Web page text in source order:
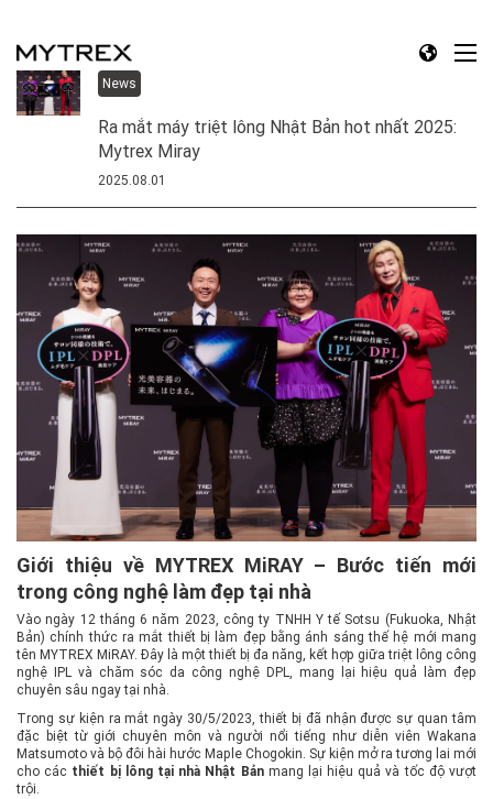
News
Ra mắt máy triệt lông Nhật Bản hot nhất 2025:
Mytrex Miray
2025.08.01
Giới thiệu về MYTREX MiRAY – Bước tiến mới
trong công nghệ làm đẹp tại nhà
Vào ngày 12 tháng 6 năm 2023, công ty TNHH Y tế Sotsu (Fukuoka, Nhật
Bản) chính thức ra mắt thiết bị làm đẹp bằng ánh sáng thế hệ mới mang
tên MYTREX MiRAY. Đây là một thiết bị đa năng, kết hợp giữa triệt lông công
nghệ IPL và chăm sóc da công nghệ DPL, mang lại hiệu quả làm đẹp
chuyên sâu ngay tại nhà.
Trong sự kiện ra mắt ngày 30/5/2023, thiết bị đã nhận được sự quan tâm
đặc biệt từ giới chuyên môn và người nổi tiếng như diễn viên Wakana
Matsumoto và bộ đôi hài hước Maple Chogokin. Sự kiện mở ra tương lai mới
cho các thiết bị lông tại nhà Nhật Bảnmang lại hiệu quả và tốc độ vượt
trội.